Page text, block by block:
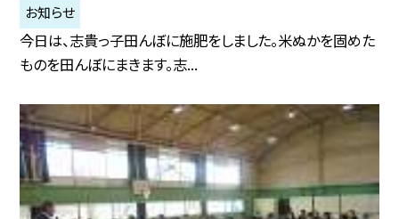
お知らせ
今日は、志貴っ子田んぼに施肥をしました。米ぬかを固めた
ものを田んぼにまきます。志...